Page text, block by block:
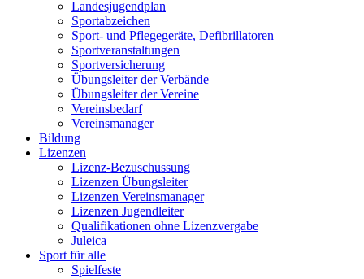
Landesjugendplan
Sportabzeichen
Sport- und Pflegegeräte, Defibrillatoren
Sportveranstaltungen
Sportversicherung
Übungsleiter der Verbände
Übungsleiter der Vereine
Vereinsbedarf
Vereinsmanager
Bildung
Lizenzen
Lizenz-Bezuschussung
Lizenzen Übungsleiter
Lizenzen Vereinsmanager
Lizenzen Jugendleiter
Qualifikationen ohne Lizenzvergabe
Juleica
Sport für alle
Spielfeste